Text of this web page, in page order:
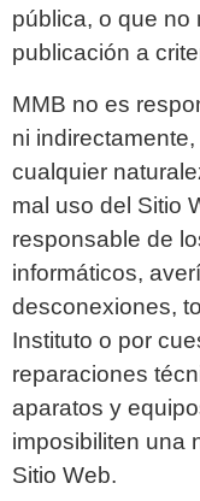
pública, o que no
publicación a
MMB no es
ni
cualquier
mal uso del Sitio
responsable de
informáticos,
desconexiones,
Instituto o por
reparaciones
aparatos y
imposibiliten una
Sitio Web.